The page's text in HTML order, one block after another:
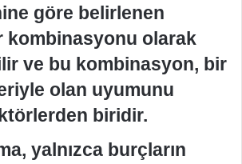
göre belirlenen
kombinasyonu olarak
ve bu kombinasyon, bir
olan uyumunu
biridir.
yalnızca burçların